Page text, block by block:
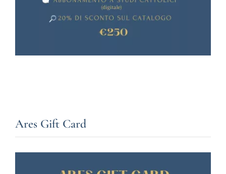
Ares Gift Card